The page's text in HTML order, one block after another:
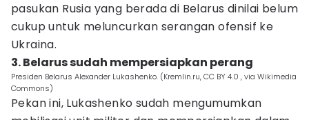
pasukan Rusia yang berada di Belarus dinilai belum
cukup untuk meluncurkan serangan ofensif ke
Ukraina.
3. Belarus sudah mempersiapkan perang
Presiden Belarus Alexander Lukashenko. (Kremlin.ru, CC BY 4.0 , via Wikimedia
Commons)
Pekan ini, Lukashenko sudah mengumumkan